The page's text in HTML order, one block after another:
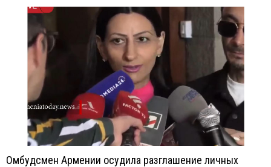
Омбудсмен Армении осудила разглашение личных